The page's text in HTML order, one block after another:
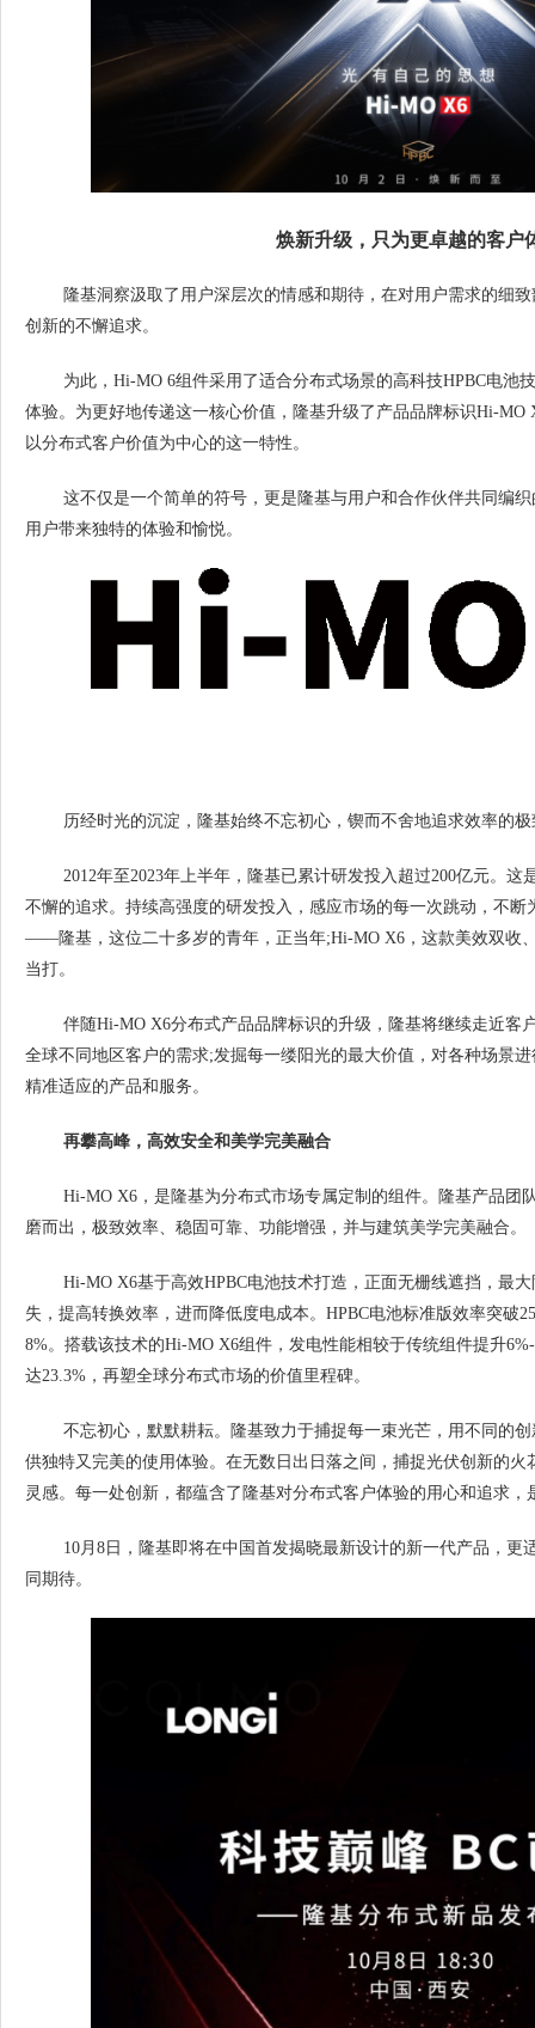
焕新升级，只为更卓越的客户
隆基洞察汲取了用户深层次的情感和期待，在对用户需求的细
创新的不懈追求。
为此，Hi-MO 6组件采用了适合分布式场景的高科技HPBC电池
体验。为更好地传递这一核心价值，隆基升级了产品品牌标识Hi-MO
以分布式客户价值为中心的这一特性。
这不仅是一个简单的符号，更是隆基与用户和合作伙伴共同编
用户带来独特的体验和愉悦。
历经时光的沉淀，隆基始终不忘初心，锲而不舍地追求效率的
2012年至2023年上半年，隆基已累计研发投入超过200亿元。
不懈的追求。持续高强度的研发投入，感应市场的每一次跳动，不断
——隆基，这位二十多岁的青年，正当年;Hi-MO X6，这款美效双收
当打。
伴随Hi-MO X6分布式产品品牌标识的升级，隆基将继续走近客
全球不同地区客户的需求;发掘每一缕阳光的最大价值，对各种场景
精准适应的产品和服务。
再攀高峰，高效安全和美学完美融合
Hi-MO X6，是隆基为分布式市场专属定制的组件。隆基产品团
磨而出，极致效率、稳固可靠、功能增强，并与建筑美学完美融合。
Hi-MO X6基于高效HPBC电池技术打造，正面无栅线遮挡，最
失，提高转换效率，进而降低度电成本。HPBC电池标准版效率突破
8%。搭载该技术的Hi-MO X6组件，发电性能相较于传统组件提升
达23.3%，再塑全球分布式市场的价值里程碑。
不忘初心，默默耕耘。隆基致力于捕捉每一束光芒，用不同的
供独特又完美的使用体验。在无数日出日落之间，捕捉光伏创新的火
灵感。每一处创新，都蕴含了隆基对分布式客户体验的用心和追求
10月8日，隆基即将在中国首发揭晓最新设计的新一代产品，更
同期待。